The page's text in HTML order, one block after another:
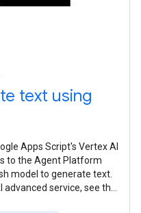
text using
Apps Script's Vertex AI
to the Agent Platform
model to generate text.
advanced service, see the